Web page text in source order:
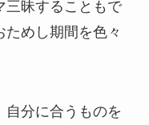
三昧することもで
ためし期間を色々
自分に合うものを